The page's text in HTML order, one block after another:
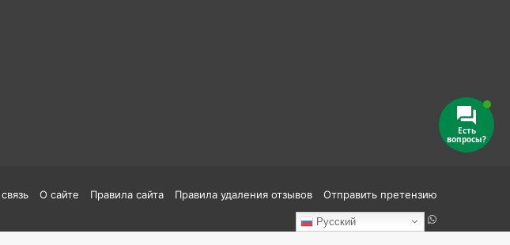
О сайте Правила сайта Правила удаления отзывов
Отправить претензию
Reddit
Одноклассники
Telegram
TikTokWhatsApp
Русский
Есть
вопросы?